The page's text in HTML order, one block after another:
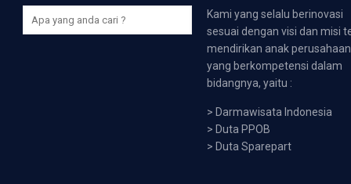
Kami yang selalu berinovasi
sesuai dengan visi dan misi
mendirikan anak perusahaan
yang berkompetensi dalam
bidangnya, yaitu :
> Darmawisata Indonesia
> Duta PPOB
> Duta Sparepart